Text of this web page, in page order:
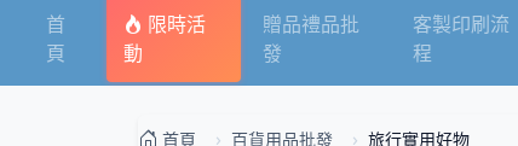
首
頁
限時活
動
贈品禮品批
發
客製印刷流
程
首頁 百貨用品批發 旅行實用好物